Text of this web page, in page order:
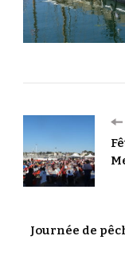
Journée de